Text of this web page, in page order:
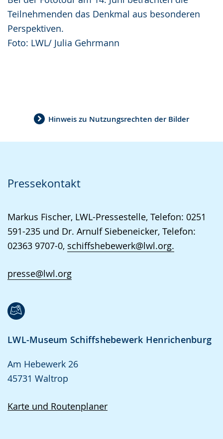
Teilnehmenden das Denkmal aus besonderen
Perspektiven.
Foto: LWL/ Julia Gehrmann
Hinweis zu Nutzungsrechten der Bilder
Pressekontakt
Markus Fischer, LWL-Pressestelle, Telefon: 0251
591-235 und Dr. Arnulf Siebeneicker, Telefon:
02363 9707-0, schiffshebewerk@lwl.org.
presse@lwl.org
LWL-Museum Schiffshebewerk Henrichenburg
Am Hebewerk 26
45731 Waltrop
Karte und Routenplaner